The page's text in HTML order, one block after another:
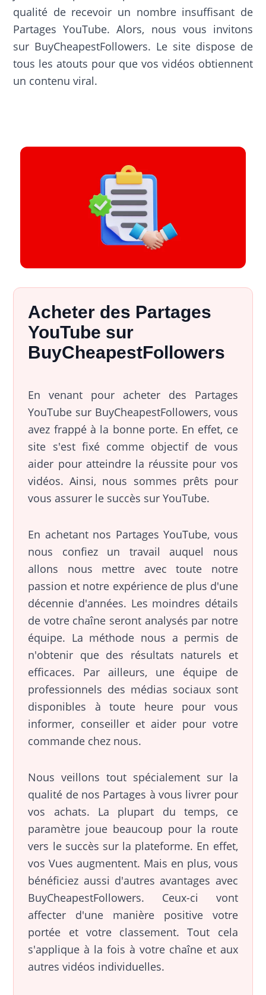
qualité de recevoir un nombre insuffisant de
Partages YouTube. Alors, nous vous invitons
sur BuyCheapestFollowers. Le site dispose de
tous les atouts pour que vos vidéos obtiennent
un contenu viral.
Acheter des Partages
YouTube sur
BuyCheapestFollowers
En venant pour acheter des Partages
YouTube sur BuyCheapestFollowers, vous
avez frappé à la bonne porte. En effet, ce
site s'est fixé comme objectif de vous
aider pour atteindre la réussite pour vos
vidéos. Ainsi, nous sommes prêts pour
vous assurer le succès sur YouTube.
En achetant nos Partages YouTube, vous
nous confiez un travail auquel nous
allons nous mettre avec toute notre
passion et notre expérience de plus d'une
décennie d'années. Les moindres détails
de votre chaîne seront analysés par notre
équipe. La méthode nous a permis de
n'obtenir que des résultats naturels et
efficaces. Par ailleurs, une équipe de
professionnels des médias sociaux sont
disponibles à toute heure pour vous
informer, conseiller et aider pour votre
commande chez nous.
Nous veillons tout spécialement sur la
qualité de nos Partages à vous livrer pour
vos achats. La plupart du temps, ce
paramètre joue beaucoup pour la route
vers le succès sur la plateforme. En effet,
vos Vues augmentent. Mais en plus, vous
bénéficiez aussi d'autres avantages avec
BuyCheapestFollowers. Ceux-ci vont
affecter d'une manière positive votre
portée et votre classement. Tout cela
s'applique à la fois à votre chaîne et aux
autres vidéos individuelles.